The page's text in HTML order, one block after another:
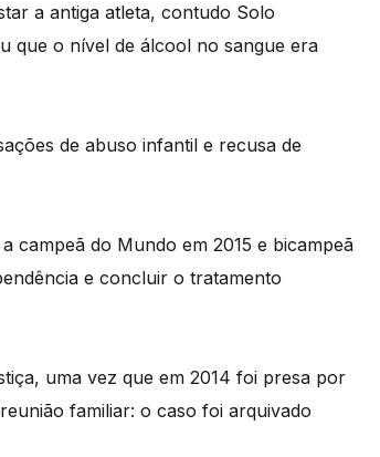
a antiga atleta, contudo Solo
que o nível de álcool no sangue era
de abuso infantil e recusa de
campeã do Mundo em 2015 e bicampeã
e concluir o tratamento
uma vez que em 2014 foi presa por
familiar: o caso foi arquivado